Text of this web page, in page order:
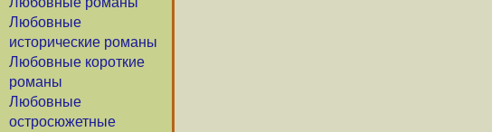
Любовные
исторические романы
Любовные короткие
романы
Любовные
остросюжетные